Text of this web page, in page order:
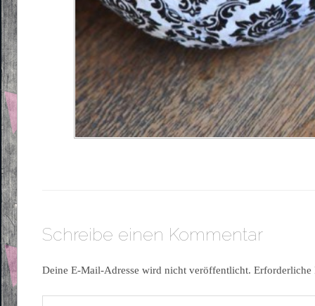
Schreibe einen Kommentar
Deine E-Mail-Adresse wird nicht veröffentlicht.